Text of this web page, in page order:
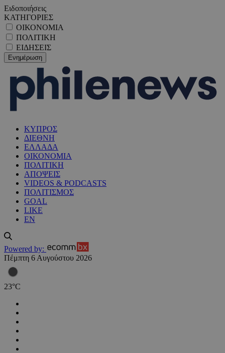
Ειδοποιήσεις
ΚΑΤΗΓΟΡΙΕΣ
ΟΙΚΟΝΟΜΙΑ
ΠΟΛΙΤΙΚΗ
ΕΙΔΗΣΕΙΣ
ΚΥΠΡΟΣ
ΔΙΕΘΝΗ
ΕΛΛΑΔΑ
ΟΙΚΟΝΟΜΙΑ
ΠΟΛΙΤΙΚΗ
ΑΠΟΨΕΙΣ
VIDEOS & PODCASTS
ΠΟΛΙΤΙΣΜΟΣ
GOAL
LIKE
EN
Powered by:
Πέμπτη 6 Αυγούστου 2026
23°C